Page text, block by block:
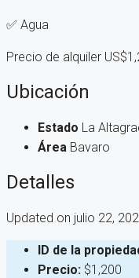
✅ Agua
Precio de alquiler
Ubicación
Estado La
Área Bavaro
Detalles
Updated on julio 22,
ID de la
Precio: $1,200